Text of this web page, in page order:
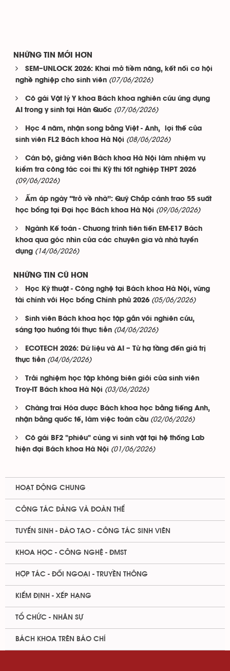
NHỮNG TIN MỚI HƠN
SEM–UNLOCK 2026: Khai mở tiềm năng, kết nối cơ hội
nghề nghiệp cho sinh viên (07/06/2026)
Cô gái Vật lý Y khoa Bách khoa nghiên cứu ứng dụng
AI trong y sinh tại Hàn Quốc (07/06/2026)
Học 4 năm, nhận song bằng Việt - Anh, lợi thế của
sinh viên FL2 Bách khoa Hà Nội (08/06/2026)
Cán bộ, giảng viên Bách khoa Hà Nội làm nhiệm vụ
kiểm tra công tác coi thi Kỳ thi tốt nghiệp THPT 2026
(09/06/2026)
Ấm áp ngày “trở về nhà”: Quỹ Chắp cánh trao 55 suất
học bổng tại Đại học Bách khoa Hà Nội (09/06/2026)
Ngành Kế toán - Chương trình tiên tiến EM-E17 Bách
khoa qua góc nhìn của các chuyên gia và nhà tuyển
dụng (14/06/2026)
NHỮNG TIN CŨ HƠN
Học Kỹ thuật - Công nghệ tại Bách khoa Hà Nội, vững
tài chính với Học bổng Chính phủ 2026 (05/06/2026)
Sinh viên Bách khoa học tập gắn với nghiên cứu,
sáng tạo hướng tới thực tiễn (04/06/2026)
ECOTECH 2026: Dữ liệu và AI – Từ hạ tầng đến giá trị
thực tiễn (04/06/2026)
Trải nghiệm học tập không biên giới của sinh viên
Troy-IT Bách khoa Hà Nội (03/06/2026)
Chàng trai Hóa dược Bách khoa học bằng tiếng Anh,
nhận bằng quốc tế, làm việc toàn cầu (02/06/2026)
Cô gái BF2 "phiêu" cùng vi sinh vật tại hệ thống Lab
hiện đại Bách khoa Hà Nội (01/06/2026)
HOẠT ĐỘNG CHUNG
CÔNG TÁC ĐẢNG VÀ ĐOÀN THỂ
TUYỂN SINH - ĐÀO TẠO - CÔNG TÁC SINH VIÊN
KHOA HỌC - CÔNG NGHỆ - ĐMST
HỢP TÁC - ĐỐI NGOẠI - TRUYỀN THÔNG
KIỂM ĐỊNH - XẾP HẠNG
TỔ CHỨC - NHÂN SỰ
BÁCH KHOA TRÊN BÁO CHÍ